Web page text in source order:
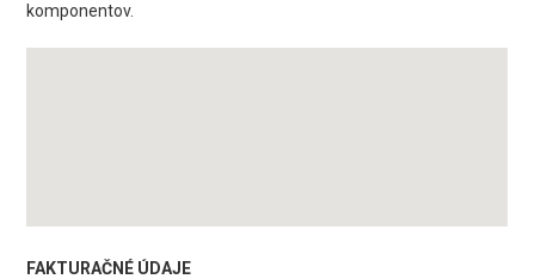
komponentov.
FAKTURAČNÉ ÚDAJE